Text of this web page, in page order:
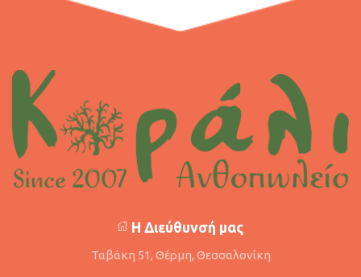
Η Διεύθυνσή μας
Ταβάκη 51, Θέρμη, Θεσσαλονίκη